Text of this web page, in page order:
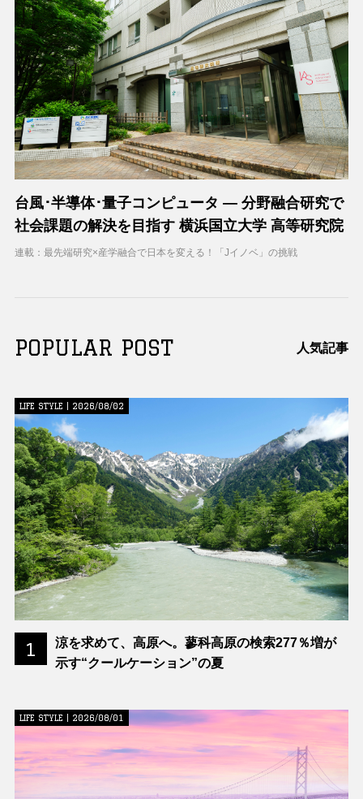
台風･半導体･量子コンピュータ ― 分野融合研究で
社会課題の解決を目指す 横浜国立大学 高等研究院
連載：最先端研究×産学融合で日本を変える！「Jイノベ」の挑戦
POPULAR POST 人気記事
1
LIFE STYLE | 2026/08/02
涼を求めて、高原へ。蓼科高原の検索277％増が
示す“クールケーション”の夏
LIFE STYLE | 2026/08/01